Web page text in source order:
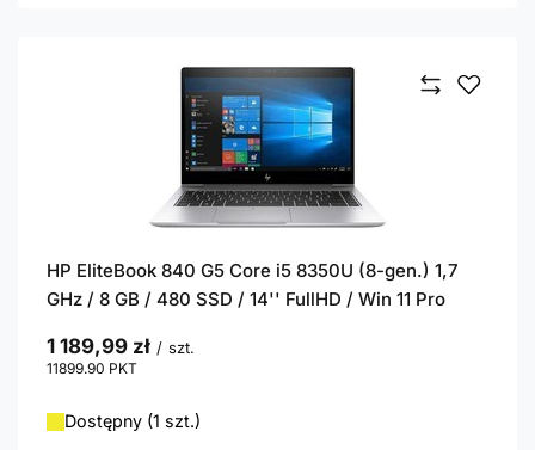
HP EliteBook 840 G5 Core i5 8350U (8-gen.) 1,7
GHz / 8 GB / 480 SSD / 14'' FullHD / Win 11 Pro
1 189,99 zł / szt.
11899.90 PKT
Dostępny (1 szt.)